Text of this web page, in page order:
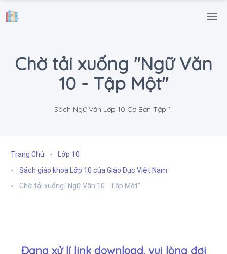
.
Chờ tải xuống "Ngữ Văn
10 - Tập Một"
Sách Ngữ Văn Lớp 10 Cơ Bản Tập 1.
Trang Chủ
Lớp 10
Sách giáo khoa Lớp 10 của Giáo Dục Việt Nam
Chờ tải xuống "Ngữ Văn 10 - Tập Một"
Đang xử lí link download, vui lòng đợi